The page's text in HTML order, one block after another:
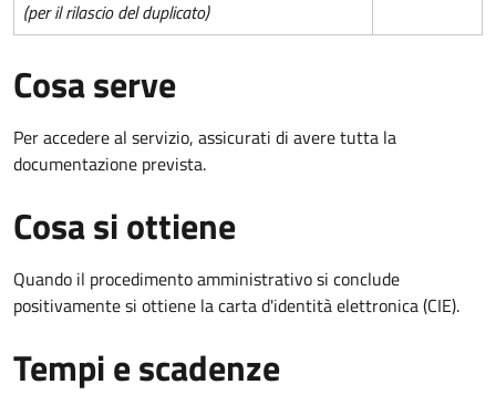
(per il rilascio del duplicato)
Cosa serve
Per accedere al servizio, assicurati di avere tutta la
documentazione prevista.
Cosa si ottiene
Quando il procedimento amministrativo si conclude
positivamente si ottiene la carta d'identità elettronica (CIE).
Tempi e scadenze